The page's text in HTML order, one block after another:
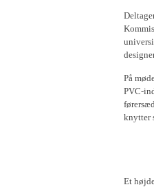
På
PVC-
knytter
Et